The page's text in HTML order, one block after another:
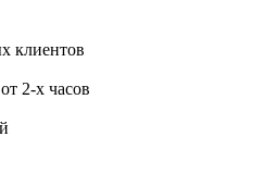
клиентов
2-х часов